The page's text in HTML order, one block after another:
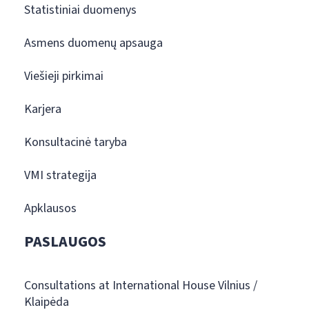
Statistiniai duomenys
Asmens duomenų apsauga
Viešieji pirkimai
Karjera
Konsultacinė taryba
VMI strategija
Apklausos
PASLAUGOS
Consultations at International House Vilnius /
Klaipėda